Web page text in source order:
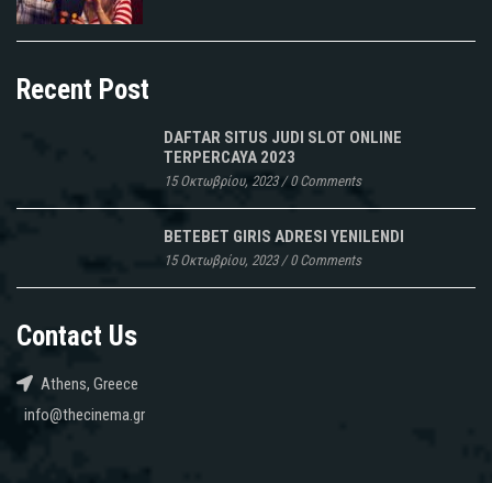
Recent Post
DAFTAR SITUS JUDI SLOT ONLINE
TERPERCAYA 2023
15 Οκτωβρίου, 2023/0 Comments
BETEBET GIRIS ADRESI YENILENDI
15 Οκτωβρίου, 2023/0 Comments
Contact Us
Athens, Greece
info@thecinema.gr